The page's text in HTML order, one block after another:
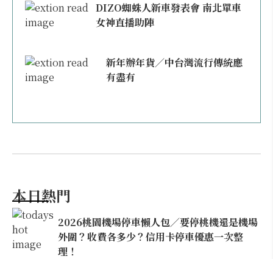
DIZO蜘蛛人新車發表會 南北單車
女神直播助陣
新年辦年貨／中台灣流行傳統應
有盡有
本日熱門
2026桃園機場停車懶人包／要停桃機還是機場
外圍？收費各多少？信用卡停車優惠一次整
理！